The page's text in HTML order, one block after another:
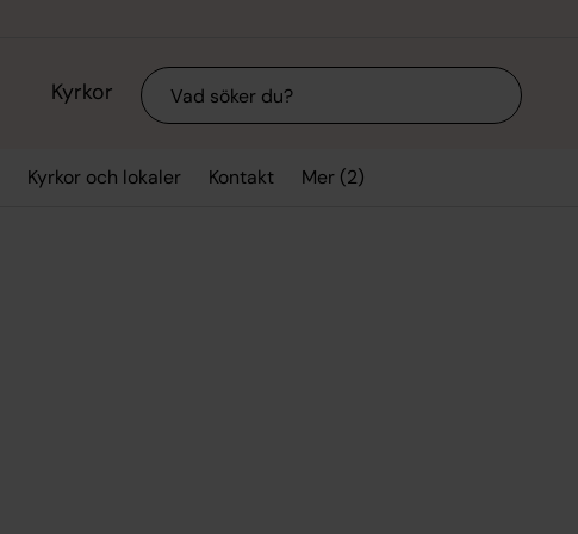
Kyrkor Sök
Kyrkor och lokaler Kontakt Mer (2)